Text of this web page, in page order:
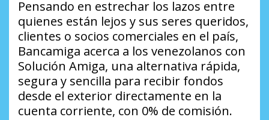
Pensando en estrechar los lazos entre
quienes están lejos y sus seres queridos,
clientes o socios comerciales en el país,
Bancamiga acerca a los venezolanos con
Solución Amiga, una alternativa rápida,
segura y sencilla para recibir fondos
desde el exterior directamente en la
cuenta corriente, con 0% de comisión.